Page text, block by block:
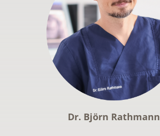
Dr. Björn Rathmann